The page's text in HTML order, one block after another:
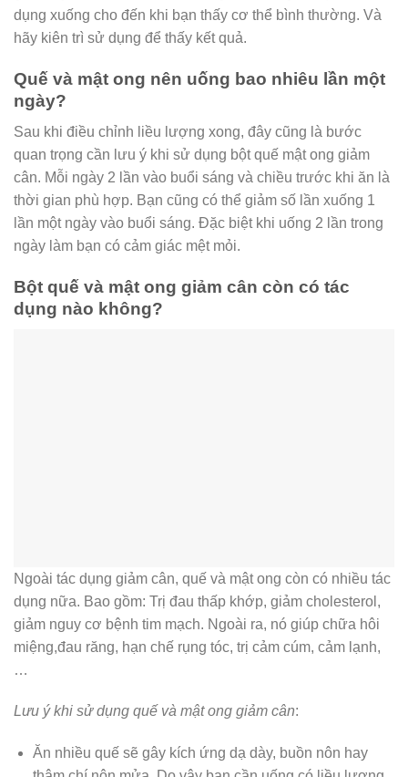
dụng xuống cho đến khi bạn thấy cơ thể bình thường. Và
hãy kiên trì sử dụng để thấy kết quả.
Quế và mật ong nên uống bao nhiêu lần một
ngày?
Sau khi điều chỉnh liều lượng xong, đây cũng là bước
quan trọng cần lưu ý khi sử dụng bột quế mật ong giảm
cân. Mỗi ngày 2 lần vào buổi sáng và chiều trước khi ăn là
thời gian phù hợp. Bạn cũng có thể giảm số lần xuống 1
lần một ngày vào buổi sáng. Đặc biệt khi uống 2 lần trong
ngày làm bạn có cảm giác mệt mỏi.
Bột quế và mật ong giảm cân còn có tác
dụng nào không?
Ngoài tác dụng giảm cân, quế và mật ong còn có nhiều tác
dụng nữa. Bao gồm: Trị đau thấp khớp, giảm cholesterol,
giảm nguy cơ bệnh tim mạch. Ngoài ra, nó giúp chữa hôi
miệng,đau răng, hạn chế rụng tóc, trị cảm cúm, cảm lạnh,
…
Lưu ý khi sử dụng quế và mật ong giảm cân:
Ăn nhiều quế sẽ gây kích ứng dạ dày, buồn nôn hay